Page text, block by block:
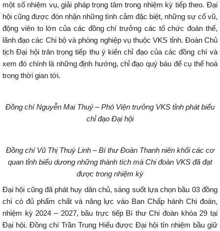
một số nhiệm vụ, giải pháp trọng tâm trong nhiệm kỳ tiếp theo. Đại
hội cũng được đón nhận những tình cảm đặc biệt, những sự cổ vũ,
động viên to lớn của các đồng chí trưởng các tổ chức đoàn thể,
lãnh đạo các Chi bộ và phòng nghiệp vụ thuộc VKS tỉnh. Đoàn Chủ
tịch Đại hội trân trọng tiếp thu ý kiến chỉ đạo của các đồng chí và
xem đó chính là những định hướng, chỉ đạo quý báu để cụ thể hoá
trong thời gian tới.
Đồng chí Nguyễn Mai Thuý – Phó Viện trưởng VKS tỉnh phát biểu
chỉ đạo Đại hội
Đồng chí Vũ Thị Thuỳ Linh – Bí thư Đoàn Thanh niên khối các cơ
quan tỉnh biểu dương những thành tích mà Chi đoàn VKS đã đạt
được trong nhiệm kỳ
Đại hội cũng đã phát huy dân chủ, sáng suốt lựa chọn bầu 03 đồng
chí có đủ phẩm chất và năng lực vào Ban Chấp hành Chi đoàn,
nhiệm kỳ 2024 – 2027, bầu trực tiếp Bí thư Chi đoàn khóa 29 tại
Đại hội. Đồng chí Trần Trung Hiếu được Đại hội tín nhiệm bầu giữ